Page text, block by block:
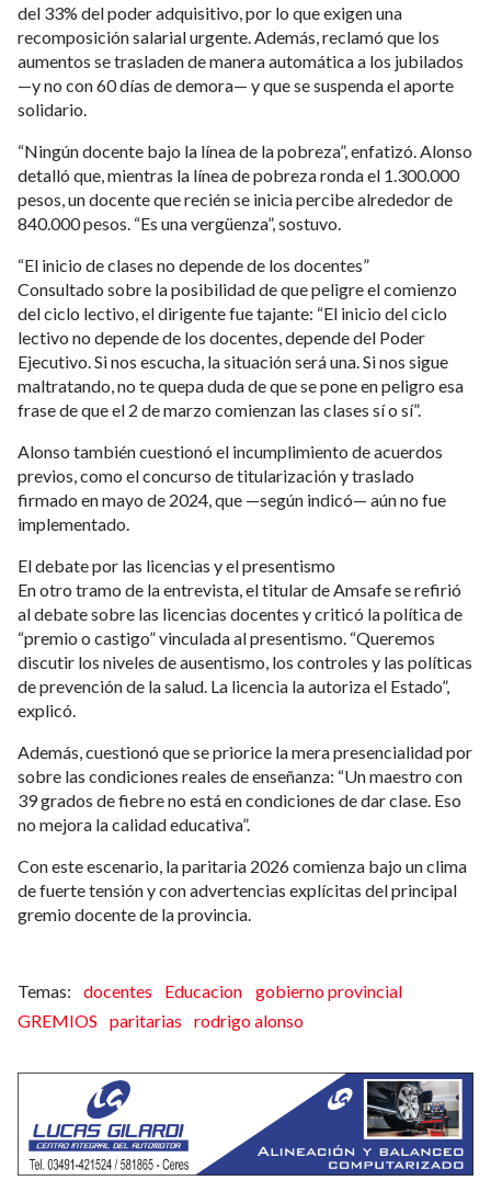
del 33% del poder adquisitivo, por lo que exigen una
recomposición salarial urgente. Además, reclamó que los
aumentos se trasladen de manera automática a los jubilados
—y no con 60 días de demora— y que se suspenda el aporte
solidario.
“Ningún docente bajo la línea de la pobreza”, enfatizó. Alonso
detalló que, mientras la línea de pobreza ronda el 1.300.000
pesos, un docente que recién se inicia percibe alrededor de
840.000 pesos. “Es una vergüenza”, sostuvo.
“El inicio de clases no depende de los docentes”
Consultado sobre la posibilidad de que peligre el comienzo
del ciclo lectivo, el dirigente fue tajante: “El inicio del ciclo
lectivo no depende de los docentes, depende del Poder
Ejecutivo. Si nos escucha, la situación será una. Si nos sigue
maltratando, no te quepa duda de que se pone en peligro esa
frase de que el 2 de marzo comienzan las clases sí o sí”.
Alonso también cuestionó el incumplimiento de acuerdos
previos, como el concurso de titularización y traslado
firmado en mayo de 2024, que —según indicó— aún no fue
implementado.
El debate por las licencias y el presentismo
En otro tramo de la entrevista, el titular de Amsafe se refirió
al debate sobre las licencias docentes y criticó la política de
“premio o castigo” vinculada al presentismo. “Queremos
discutir los niveles de ausentismo, los controles y las políticas
de prevención de la salud. La licencia la autoriza el Estado”,
explicó.
Además, cuestionó que se priorice la mera presencialidad por
sobre las condiciones reales de enseñanza: “Un maestro con
39 grados de fiebre no está en condiciones de dar clase. Eso
no mejora la calidad educativa”.
Con este escenario, la paritaria 2026 comienza bajo un clima
de fuerte tensión y con advertencias explícitas del principal
gremio docente de la provincia.
docentes Educacion
gobierno provincial
GREMIOS
paritarias rodrigo alonso